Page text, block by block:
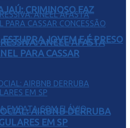
CRIMINOSO FAZ
JOVEM E É PRESO
ANEEL AFASTA
PARA CASSAR
AIRBNB DERRUBA
EM SP